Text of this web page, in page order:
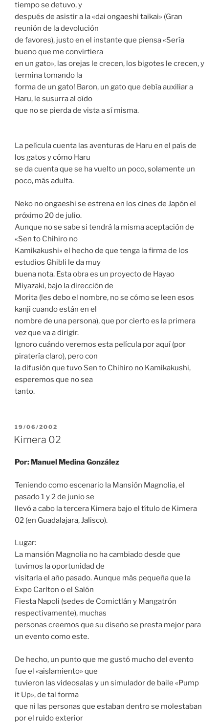
tiempo se detuvo, y
después de asistir a la «dai ongaeshi taikai» (Gran
reunión de la devolución
de favores), justo en el instante que piensa «Sería
bueno que me convirtiera
en un gato», las orejas le crecen, los bigotes le crecen, y
termina tomando la
forma de un gato! Baron, un gato que debía auxiliar a
Haru, le susurra al oído
que no se pierda de vista a sí misma.
La película cuenta las aventuras de Haru en el país de
los gatos y cómo Haru
se da cuenta que se ha vuelto un poco, solamente un
poco, más adulta.
Neko no ongaeshi se estrena en los cines de Japón el
próximo 20 de julio.
Aunque no se sabe si tendrá la misma aceptación de
«Sen to Chihiro no
Kamikakushi» el hecho de que tenga la firma de los
estudios Ghibli le da muy
buena nota. Esta obra es un proyecto de Hayao
Miyazaki, bajo la dirección de
Morita (les debo el nombre, no se cómo se leen esos
kanji cuando están en el
nombre de una persona), que por cierto es la primera
vez que va a dirigir.
Ignoro cuándo veremos esta película por aquí (por
piratería claro), pero con
la difusión que tuvo Sen to Chihiro no Kamikakushi,
esperemos que no sea
tanto.
PUBLICADO
EL
19/06/2002
Kimera 02
Por: Manuel Medina González
Teniendo como escenario la Mansión Magnolia, el
pasado 1 y 2 de junio se
llevó a cabo la tercera Kimera bajo el título de Kimera
02 (en Guadalajara, Jalisco).
Lugar:
La mansión Magnolia no ha cambiado desde que
tuvimos la oportunidad de
visitarla el año pasado. Aunque más pequeña que la
Expo Carlton o el Salón
Fiesta Napoli (sedes de Comictlán y Mangatrón
respectivamente), muchas
personas creemos que su diseño se presta mejor para
un evento como este.
De hecho, un punto que me gustó mucho del evento
fue el «aislamiento» que
tuvieron las videosalas y un simulador de baile «Pump
it Up», de tal forma
que ni las personas que estaban dentro se molestaban
por el ruido exterior